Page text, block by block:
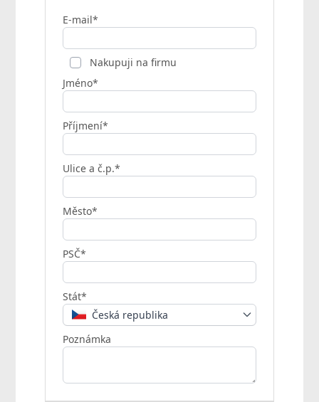
E-mail*
Nakupuji na firmu
Jméno*
Příjmení*
Ulice a č.p.*
Město*
PSČ*
Stát*
Česká republika
Poznámka